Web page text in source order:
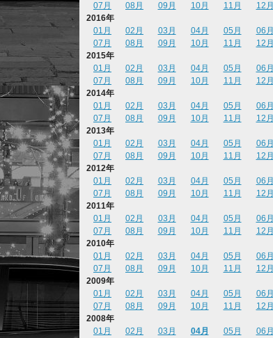
07月
08月 09月 10月 11月
12月
2016年
01月
02月 03月 04月 05月
06月
07月
08月 09月 10月 11月
12月
2015年
01月
02月 03月 04月 05月
06月
07月
08月 09月 10月 11月
12月
2014年
01月
02月 03月 04月 05月
06月
07月
08月 09月 10月 11月
12月
2013年
01月
02月 03月 04月 05月
06月
07月
08月 09月 10月 11月
12月
2012年
01月
02月 03月 04月 05月
06月
07月
08月 09月 10月 11月
12月
2011年
01月
02月 03月 04月 05月
06月
07月
08月 09月 10月 11月
12月
2010年
01月
02月 03月 04月 05月
06月
07月
08月 09月 10月 11月
12月
2009年
01月
02月 03月 04月 05月
06月
07月
08月 09月 10月 11月
12月
2008年
01月
02月 03月 04月 05月
06月